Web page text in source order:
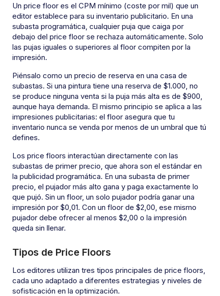
Un price floor es el CPM mínimo (coste por mil) que un
editor establece para su inventario publicitario. En una
subasta programática, cualquier puja que caiga por
debajo del price floor se rechaza automáticamente. Solo
las pujas iguales o superiores al floor compiten por la
impresión.
Piénsalo como un precio de reserva en una casa de
subastas. Si una pintura tiene una reserva de $1.000, no
se produce ninguna venta si la puja más alta es de $900,
aunque haya demanda. El mismo principio se aplica a las
impresiones publicitarias: el floor asegura que tu
inventario nunca se venda por menos de un umbral que tú
defines.
Los price floors interactúan directamente con las
subastas de primer precio, que ahora son el estándar en
la publicidad programática. En una subasta de primer
precio, el pujador más alto gana y paga exactamente lo
que pujó. Sin un floor, un solo pujador podría ganar una
impresión por $0,01. Con un floor de $2,00, ese mismo
pujador debe ofrecer al menos $2,00 o la impresión
queda sin llenar.
Tipos de Price Floors
Los editores utilizan tres tipos principales de price floors,
cada uno adaptado a diferentes estrategias y niveles de
sofisticación en la optimización.